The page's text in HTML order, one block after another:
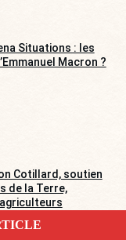
Situations : les
Macron ?
Cotillard, soutien
de la Terre,